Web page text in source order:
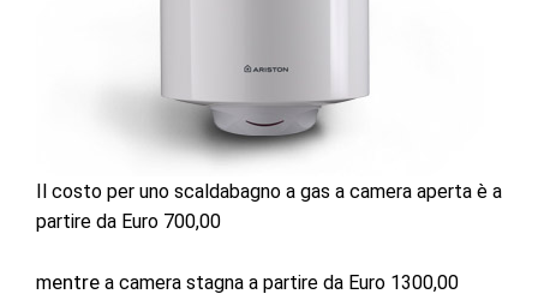
Il costo per uno scaldabagno a gas a camera aperta è a
partire da Euro 700,00
mentre a camera stagna a partire da Euro 1300,00